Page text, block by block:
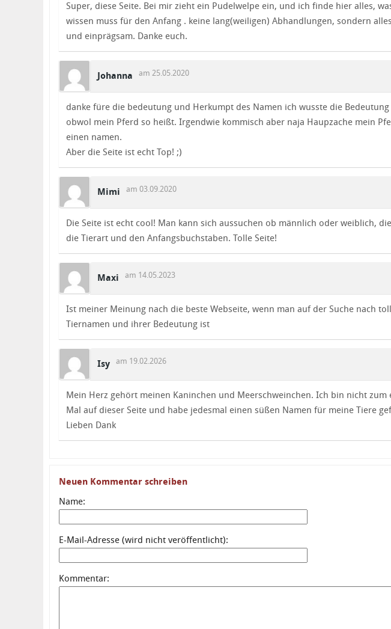
Super, diese Seite. Bei mir zieht ein Pudelwelpe ein, und ich finde hier alles,
wissen muss für den Anfang . keine lang(weiligen) Abhandlungen, sondern
und einprägsam. Danke euch.
Johanna am 25.05.2020
danke füre die bedeutung und Herkumpt des Namen ich wusste die
obwol mein Pferd so heißt. Irgendwie kommisch aber naja Haupzache mein
einen namen.
Aber die Seite ist echt Top! ;)
Mimi am 03.09.2020
Die Seite ist echt cool! Man kann sich aussuchen ob männlich oder weiblich,
die Tierart und den Anfangsbuchstaben. Tolle Seite!
Maxi am 14.05.2023
Ist meiner Meinung nach die beste Webseite, wenn man auf der Suche nach
Tiernamen und ihrer Bedeutung ist
Isy am 19.02.2026
Mein Herz gehört meinen Kaninchen und Meerschweinchen. Ich bin nicht zum
Mal auf dieser Seite und habe jedesmal einen süßen Namen für meine Tiere
Lieben Dank
Neuen Kommentar schreiben
Name:
E-Mail-Adresse (wird nicht veröffentlicht):
Kommentar: